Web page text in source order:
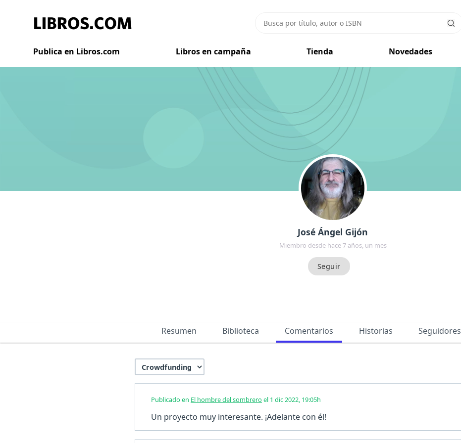
Publica en Libros.com Libros en campaña Tienda Novedades
José Ángel Gijón
Miembro desde hace 7 años, un mes
Resumen Biblioteca Comentarios Historias Seguidores
Publicado en El hombre del sombrero el 1 dic 2022, 19:05h
Un proyecto muy interesante. ¡Adelante con él!